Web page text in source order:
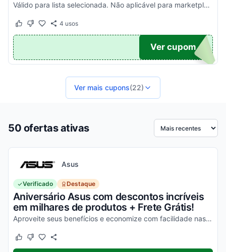
Válido para lista selecionada. Não aplicável para marketplace. Aproveite!
Este cupom funcionou
Este cupom não funcionou
4 usos
FF
Ver cupom
Ver mais cupons(22)
50 ofertas ativas Ordenar por
Asus
Verificado Destaque
Aniversário Asus com descontos incríveis
em milhares de produtos + Frete Grátis!
Aproveite seus benefícios e economize com facilidade nas suas compras!
Este cupom funcionou
Este cupom não funcionou